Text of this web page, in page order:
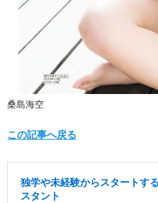
桑島海空
この記事へ戻る
独学や未経験からスタートす
スタント